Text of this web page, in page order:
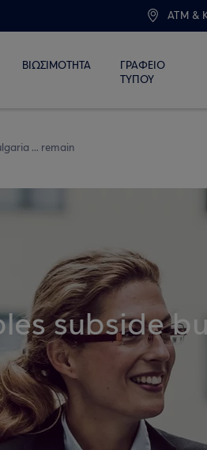
ATM &
ΒΙΩΣΙΜΟΤΗΤΑ
ΓΡΑΦΕΙΟ
ΤΥΠΟΥ
... remain
subside